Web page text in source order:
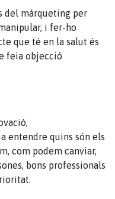
del màrqueting per
i fer-ho
que té en la salut és
feia objecció
entendre quins són els
com podem canviar,
bons professionals